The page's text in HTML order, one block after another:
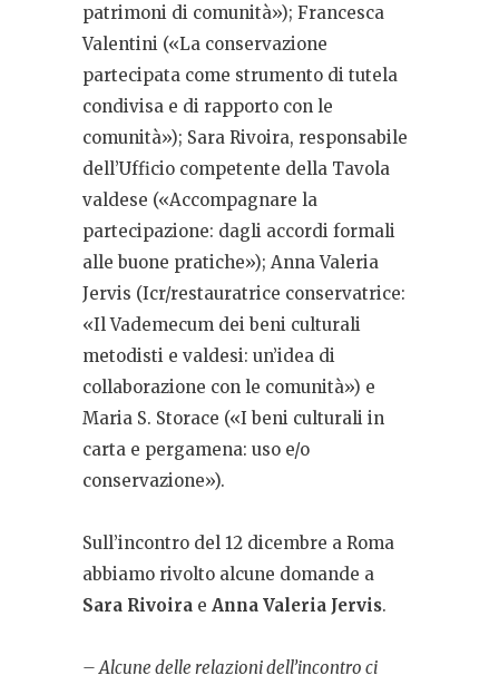
patrimoni di comunità»); Francesca
Valentini («La conservazione
partecipata come strumento di tutela
condivisa e di rapporto con le
comunità»); Sara Rivoira, responsabile
dell’Ufficio competente della Tavola
valdese («Accompagnare la
partecipazione: dagli accordi formali
alle buone pratiche»); Anna Valeria
Jervis (Icr/restauratrice conservatrice:
«Il Vademecum dei beni culturali
metodisti e valdesi: un’idea di
collaborazione con le comunità») e
Maria S. Storace («I beni culturali in
carta e pergamena: uso e/o
conservazione»).
Sull’incontro del 12 dicembre a Roma
abbiamo rivolto alcune domande a
Sara Rivoira e Anna Valeria Jervis.
– Alcune delle relazioni dell’incontro ci